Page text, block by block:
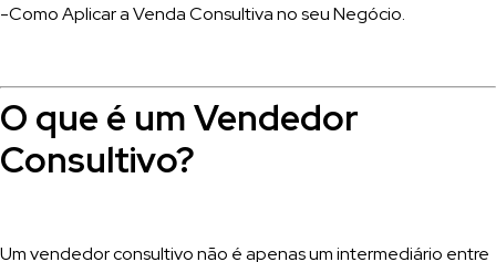
-Como Aplicar a Venda Consultiva no seu Negócio.
O que é um Vendedor
Consultivo?
Um vendedor consultivo não é apenas um intermediário entre